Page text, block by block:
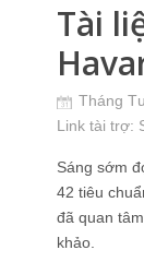
Tài
Tháng
Link tài trợ:
Sáng sớm
42 tiêu
đã quan
khảo.